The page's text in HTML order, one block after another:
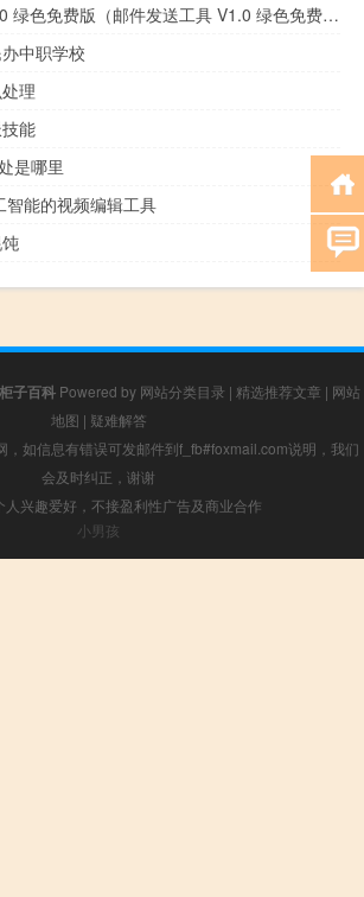
邮件发送工具 V1.0 绿色免费版（邮件发送工具 V1.0 绿色免费版功能简介）
中职学校
理
能
是哪里
智能的视频编辑工具
柜子百科 Powered by 网站分类目录 | 精选推荐文章 | 网站
地图 | 疑难解答
，如信息有错误可发邮件到f_fb#foxmail.com说明，我们
会及时纠正，谢谢
人兴趣爱好，不接盈利性广告及商业合作
小男孩